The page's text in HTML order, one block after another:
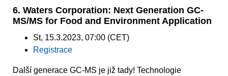
6. Waters Corporation: Next Generation GC-
MS/MS for Food and Environment Application
St, 15.3.2023, 07:00 (CET)
Registrace
Další generace GC-MS je již tady! Technologie